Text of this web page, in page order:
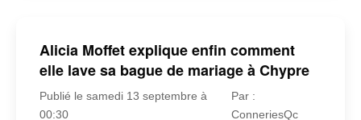
Alicia Moffet explique enfin comment
elle lave sa bague de mariage à Chypre
Publié le samedi 13 septembre à
00:30
Par :
ConneriesQc